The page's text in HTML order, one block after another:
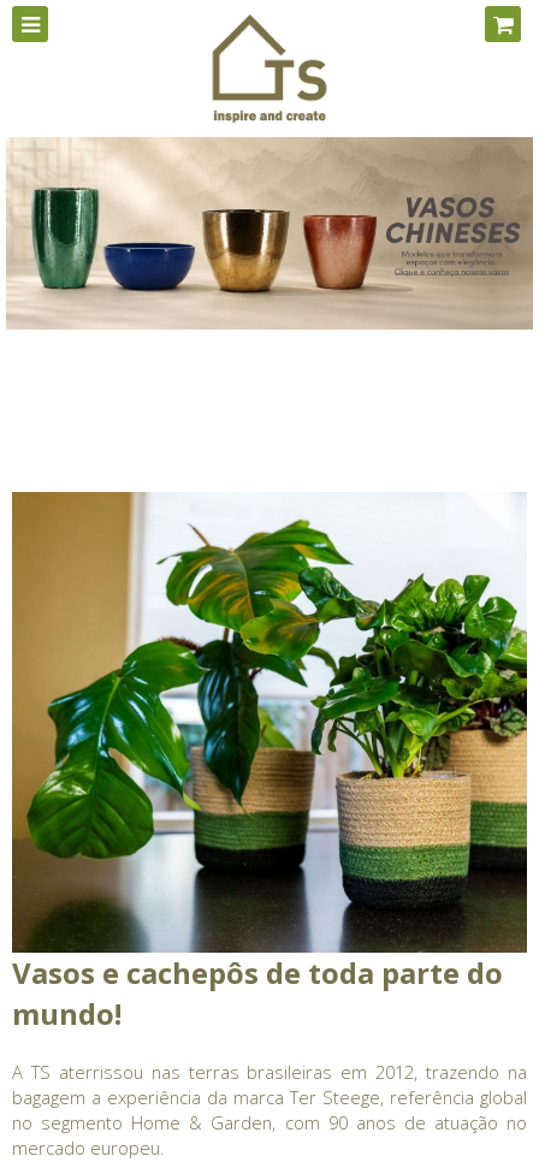
Vasos e cachepôs de toda parte do
mundo!
A TS aterrissou nas terras brasileiras em 2012, trazendo na
bagagem a experiência da marca Ter Steege, referência global
no segmento Home & Garden, com 90 anos de atuação no
mercado europeu.